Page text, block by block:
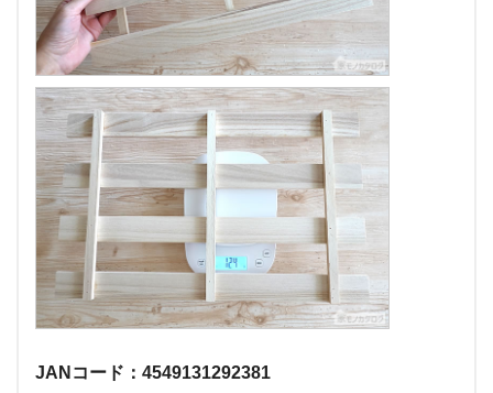
JANコード：4549131292381